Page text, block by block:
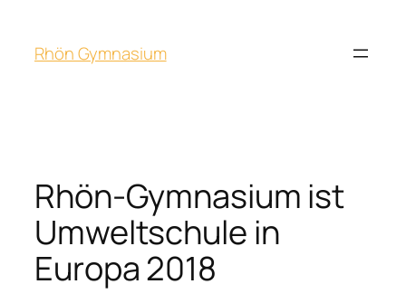
Rhön Gymnasium
Rhön-Gymnasium ist
Umweltschule in
Europa 2018